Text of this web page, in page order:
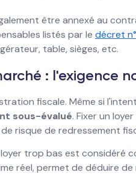
être annexé au
listés par le décret
table, sièges, etc.
: l'exigence
fiscale. Même si
sous-évalué. Fixer un
risque de redressement
trop bas est considéré
réel, permet de déduire